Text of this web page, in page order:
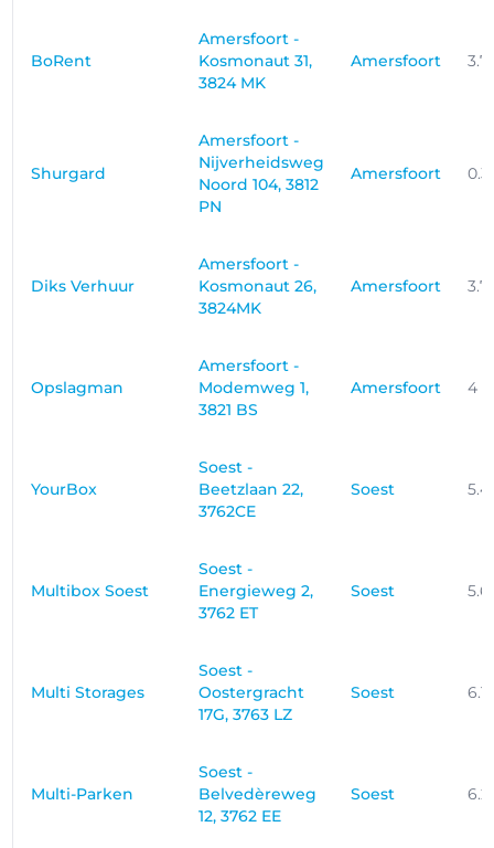
BoRent
Amersfoort -
Kosmonaut 31,
3824 MK
Amersfoort
Shurgard
Amersfoort -
Nijverheidsweg
Noord 104, 3812
PN
Amersfoort
Diks Verhuur
Amersfoort -
Kosmonaut 26,
3824MK
Amersfoort
Opslagman
Amersfoort -
Modemweg 1,
3821 BS
Amersfoort 4
YourBox
Soest -
Beetzlaan 22,
3762CE
Soest
Multibox Soest
Soest -
Energieweg 2,
3762 ET
Soest
Multi Storages
Soest -
Oostergracht
17G, 3763 LZ
Soest
Multi-Parken
Soest -
Belvedèreweg
12, 3762 EE
Soest